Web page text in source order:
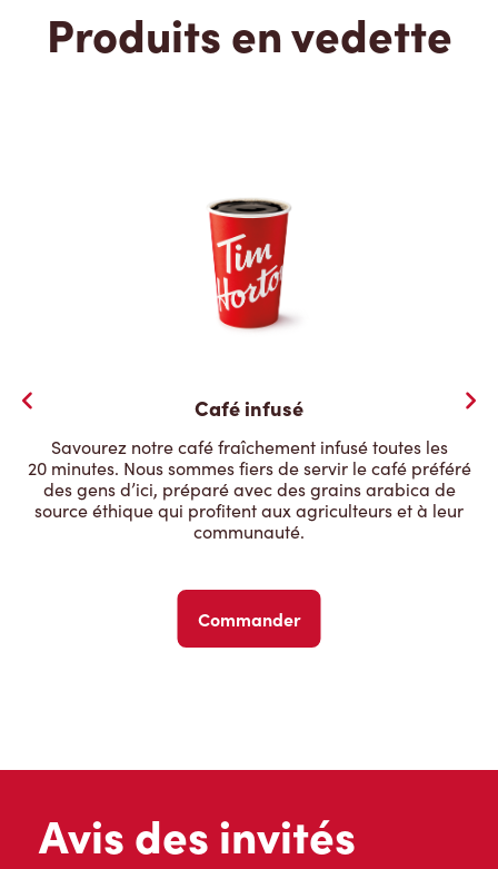
Produits en vedette
Café infusé
Savourez notre café fraîchement infusé toutes les
20 minutes. Nous sommes fiers de servir le café préféré
des gens d’ici, préparé avec des grains arabica de
source éthique qui profitent aux agriculteurs et à leur
communauté.
Commander
Avis des invités